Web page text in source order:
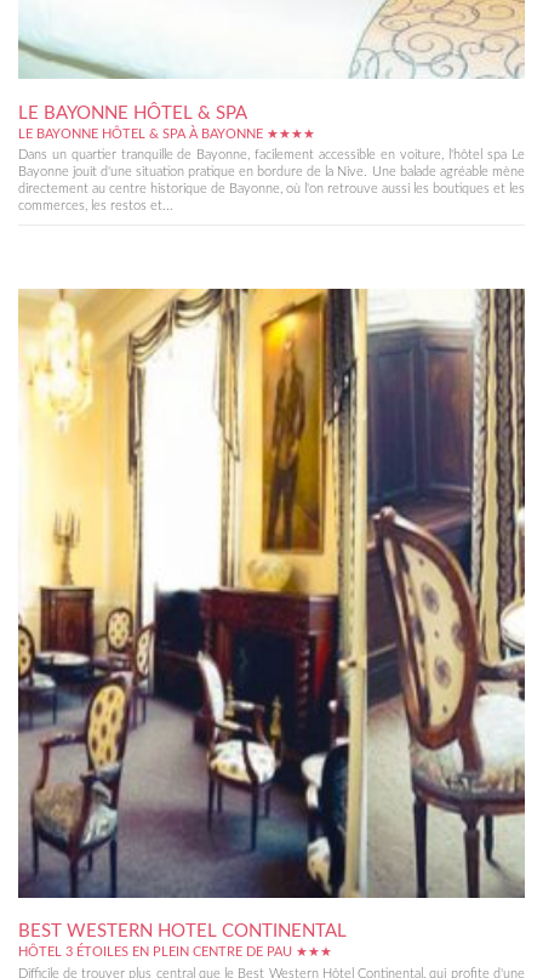
LE BAYONNE HÔTEL & SPA
LE BAYONNE HÔTEL & SPA À BAYONNE ★★★★
Dans un quartier tranquille de Bayonne, facilement accessible en voiture, l'hôtel spa Le
Bayonne jouit d'une situation pratique en bordure de la Nive. Une balade agréable mène
directement au centre historique de Bayonne, où l'on retrouve aussi les boutiques et les
commerces, les restos et...
BEST WESTERN HOTEL CONTINENTAL
HÔTEL 3 ÉTOILES EN PLEIN CENTRE DE PAU ★★★
Difficile de trouver plus central que le Best Western Hôtel Continental, qui profite d'une